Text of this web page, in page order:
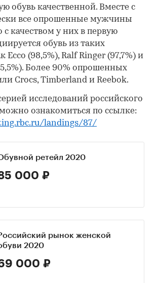
обувь качественной. Вместе с
все опрошенные мужчины
с качеством у них в первую
обувь из таких
Ecco (98,5%), Ralf Ringer (97,7%) и
Более 90% опрошенных
Crocs, Timberland и Reebok.
исследований российского
ознакомиться по ссылке:
landings/87/
ретейл 2020
000 ₽
рынок женской
2020
000 ₽